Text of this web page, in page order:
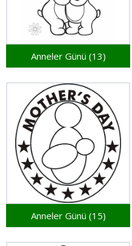
Anneler Günü (13)
Anneler Günü (15)